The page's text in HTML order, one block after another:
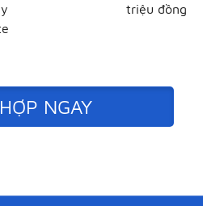
triệu đồng
NGAY